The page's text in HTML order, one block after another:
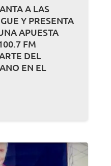
A LAS
Y PRESENTA
APUESTA
FM
DEL
EN EL